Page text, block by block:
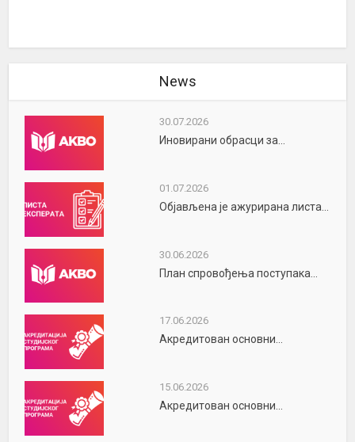
News
30.07.2026
Иновирани обрасци за...
01.07.2026
Објављена је ажурирана листа...
30.06.2026
План спровођења поступака...
17.06.2026
Акредитован основни...
15.06.2026
Акредитован основни...